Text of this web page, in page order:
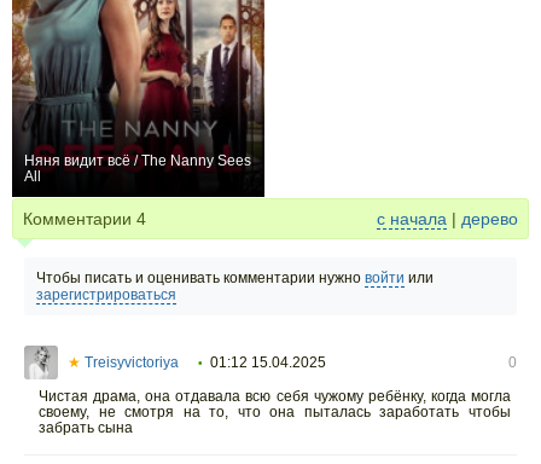
Няня видит всё / The Nanny Sees
All
Комментарии 4 с начала | дерево
Чтобы писать и оценивать комментарии нужно войти или
зарегистрироваться
★ Treisyvictoriya • 01:12 15.04.2025
0
Чистая драма, она отдавала всю себя чужому ребёнку, когда могла
своему, не смотря на то, что она пыталась заработать чтобы
забрать сына